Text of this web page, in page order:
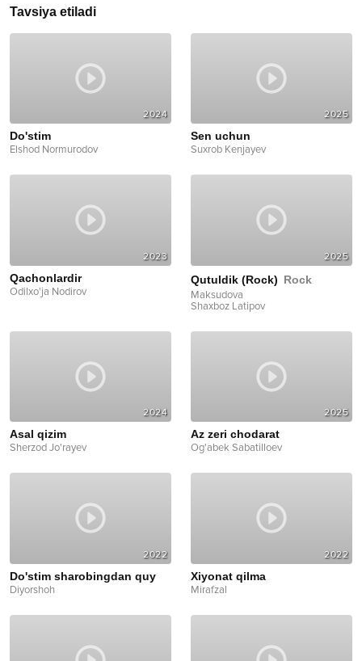
Tavsiya etiladi
2024
Do'stim
Elshod Normurodov
2025
Sen uchun
Suxrob Kenjayev
2023
Qachonlardir
Odilxo'ja Nodirov
2025
Qutuldik (Rock) Rock
Maksudova
Shaxboz Latipov
2024
Asal qizim
Sherzod Jo'rayev
2025
Az zeri chodarat
Og'abek Sabatilloev
2022
Do'stim sharobingdan quy
Diyorshoh
2022
Xiyonat qilma
Mirafzal